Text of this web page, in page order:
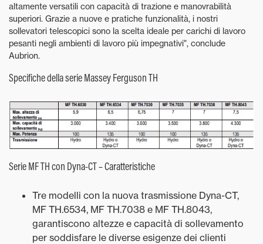
altamente versatili con capacità di trazione e manovrabilità
superiori. Grazie a nuove e pratiche funzionalità, i nostri
sollevatori telescopici sono la scelta ideale per carichi di lavoro
pesanti negli ambienti di lavoro più impegnativi", conclude
Aubrion.
Specifiche della serie Massey Ferguson TH
Serie MF TH con Dyna-CT – Caratteristiche
Tre modelli con la nuova trasmissione Dyna-CT,
MF TH.6534, MF TH.7038 e MF TH.8043,
garantiscono altezze e capacità di sollevamento
per soddisfare le diverse esigenze dei clienti